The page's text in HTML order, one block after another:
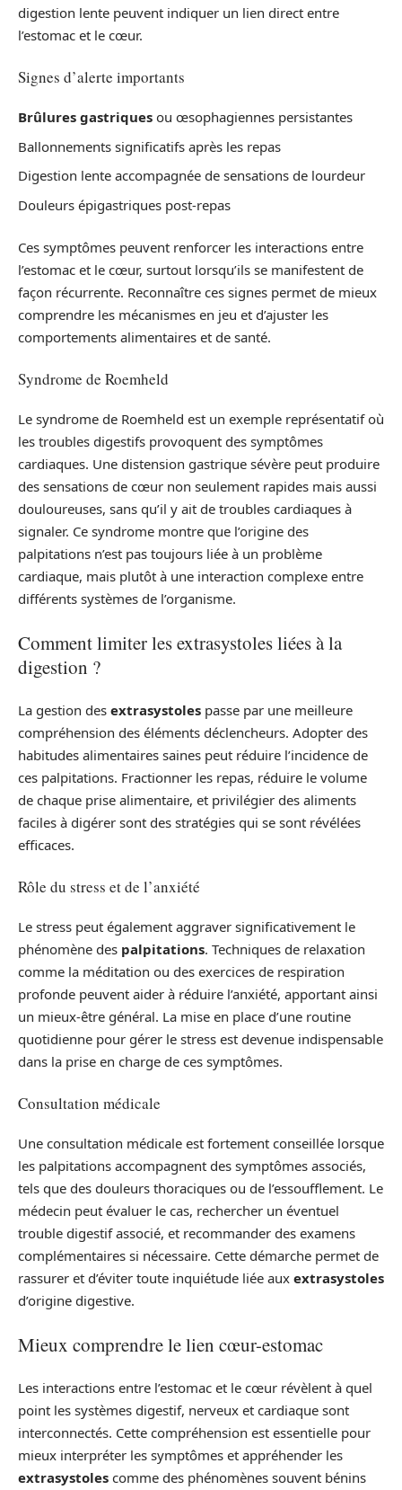
digestion lente peuvent indiquer un lien direct entre
l’estomac et le cœur.
Signes d’alerte importants
Brûlures gastriques ou œsophagiennes persistantes
Ballonnements significatifs après les repas
Digestion lente accompagnée de sensations de lourdeur
Douleurs épigastriques post-repas
Ces symptômes peuvent renforcer les interactions entre
l’estomac et le cœur, surtout lorsqu’ils se manifestent de
façon récurrente. Reconnaître ces signes permet de mieux
comprendre les mécanismes en jeu et d’ajuster les
comportements alimentaires et de santé.
Syndrome de Roemheld
Le syndrome de Roemheld est un exemple représentatif où
les troubles digestifs provoquent des symptômes
cardiaques. Une distension gastrique sévère peut produire
des sensations de cœur non seulement rapides mais aussi
douloureuses, sans qu’il y ait de troubles cardiaques à
signaler. Ce syndrome montre que l’origine des
palpitations n’est pas toujours liée à un problème
cardiaque, mais plutôt à une interaction complexe entre
différents systèmes de l’organisme.
Comment limiter les extrasystoles liées à la
digestion ?
La gestion des extrasystoles passe par une meilleure
compréhension des éléments déclencheurs. Adopter des
habitudes alimentaires saines peut réduire l’incidence de
ces palpitations. Fractionner les repas, réduire le volume
de chaque prise alimentaire, et privilégier des aliments
faciles à digérer sont des stratégies qui se sont révélées
efficaces.
Rôle du stress et de l’anxiété
Le stress peut également aggraver significativement le
phénomène des palpitations. Techniques de relaxation
comme la méditation ou des exercices de respiration
profonde peuvent aider à réduire l’anxiété, apportant ainsi
un mieux-être général. La mise en place d’une routine
quotidienne pour gérer le stress est devenue indispensable
dans la prise en charge de ces symptômes.
Consultation médicale
Une consultation médicale est fortement conseillée lorsque
les palpitations accompagnent des symptômes associés,
tels que des douleurs thoraciques ou de l’essoufflement. Le
médecin peut évaluer le cas, rechercher un éventuel
trouble digestif associé, et recommander des examens
complémentaires si nécessaire. Cette démarche permet de
rassurer et d’éviter toute inquiétude liée aux extrasystoles
d’origine digestive.
Mieux comprendre le lien cœur-estomac
Les interactions entre l’estomac et le cœur révèlent à quel
point les systèmes digestif, nerveux et cardiaque sont
interconnectés. Cette compréhension est essentielle pour
mieux interpréter les symptômes et appréhender les
extrasystoles comme des phénomènes souvent bénins